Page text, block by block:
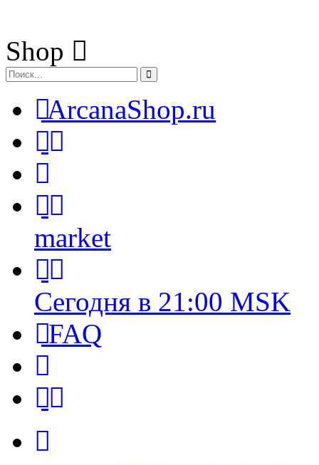
Shop
ArcanaShop.ru
market
Сегодня в 21:00 MSK
FAQ